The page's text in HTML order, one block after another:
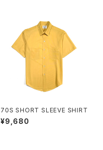
70S SHORT SLEEVE SHIRT
¥9,680